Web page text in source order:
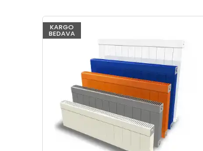
KARGO
BEDAVA